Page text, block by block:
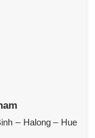
– Halong – Hue